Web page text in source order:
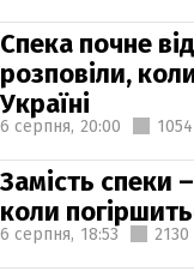
Спека почне
розповіли,
Україні
6 серпня, 20:00 1054
Замість спеки
коли
6 серпня, 18:53 2130